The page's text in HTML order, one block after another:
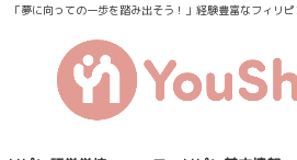
「夢に向っての一歩を踏み出そう！」経験豊富なフィリ